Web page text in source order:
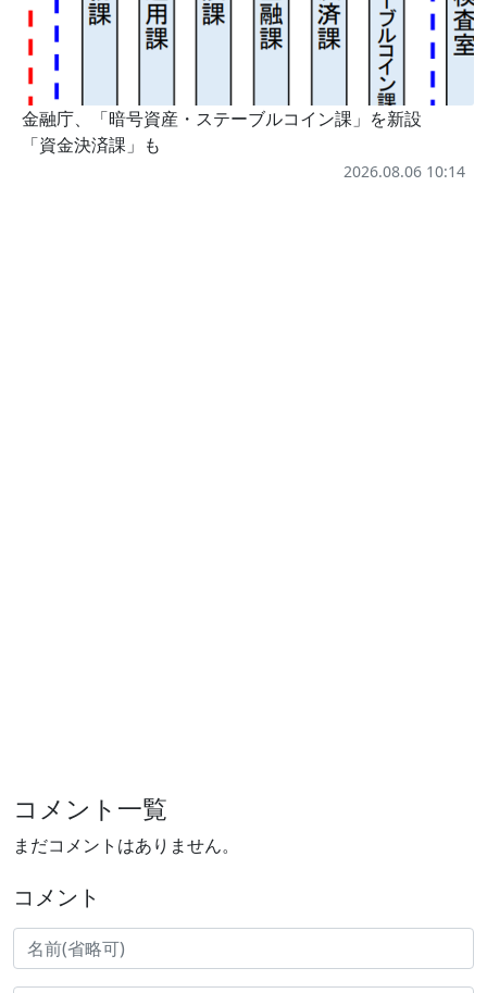
金融庁、「暗号資産・ステーブルコイン課」を新設
「資金決済課」も
2026.08.06 10:14
コメント一覧
まだコメントはありません。
コメント